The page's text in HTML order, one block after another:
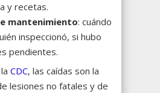
y recetas.
mantenimiento: cuándo
inspeccionó, si hubo
pendientes.
CDC, las caídas son la
lesiones no fatales y de